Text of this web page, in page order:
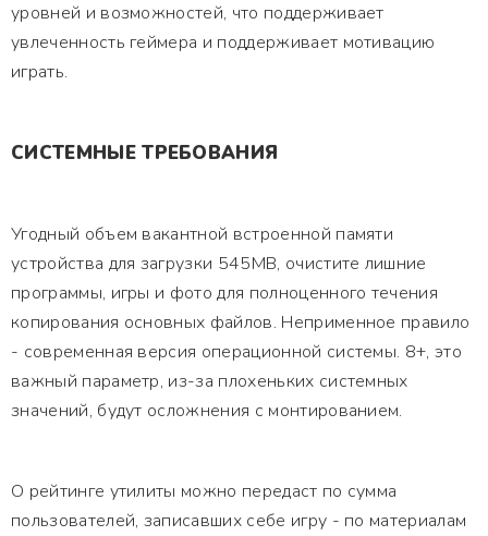
уровней и возможностей, что поддерживает
увлеченность геймера и поддерживает мотивацию
играть.
СИСТЕМНЫЕ ТРЕБОВАНИЯ
Угодный объем вакантной встроенной памяти
устройства для загрузки 545MB, очистите лишние
программы, игры и фото для полноценного течения
копирования основных файлов. Неприменное правило
- современная версия операционной системы. 8+, это
важный параметр, из-за плохеньких системных
значений, будут осложнения с монтированием.
О рейтинге утилиты можно передаст по сумма
пользователей, записавших себе игру - по материалам